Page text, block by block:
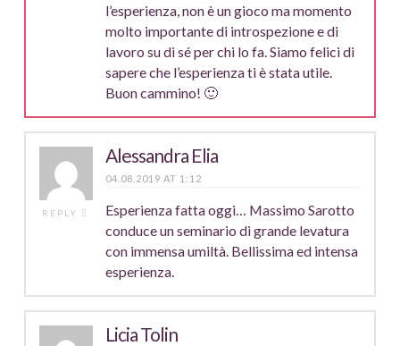
l’esperienza, non è un gioco ma momento
molto importante di introspezione e di
lavoro su di sé per chi lo fa. Siamo felici di
sapere che l’esperienza ti è stata utile.
Buon cammino! 🙂
REPLY
Alessandra Elia
04.08.2019 AT 1:12
Esperienza fatta oggi… Massimo Sarotto
conduce un seminario di grande levatura
con immensa umiltà. Bellissima ed intensa
esperienza.
Licia Tolin